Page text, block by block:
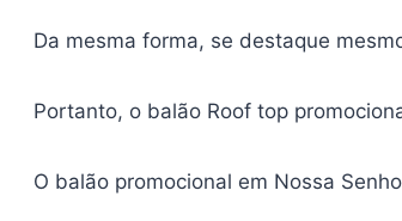
Da mesma forma, se destaque
Portanto, o balão Roof top
O balão promocional em Nossa